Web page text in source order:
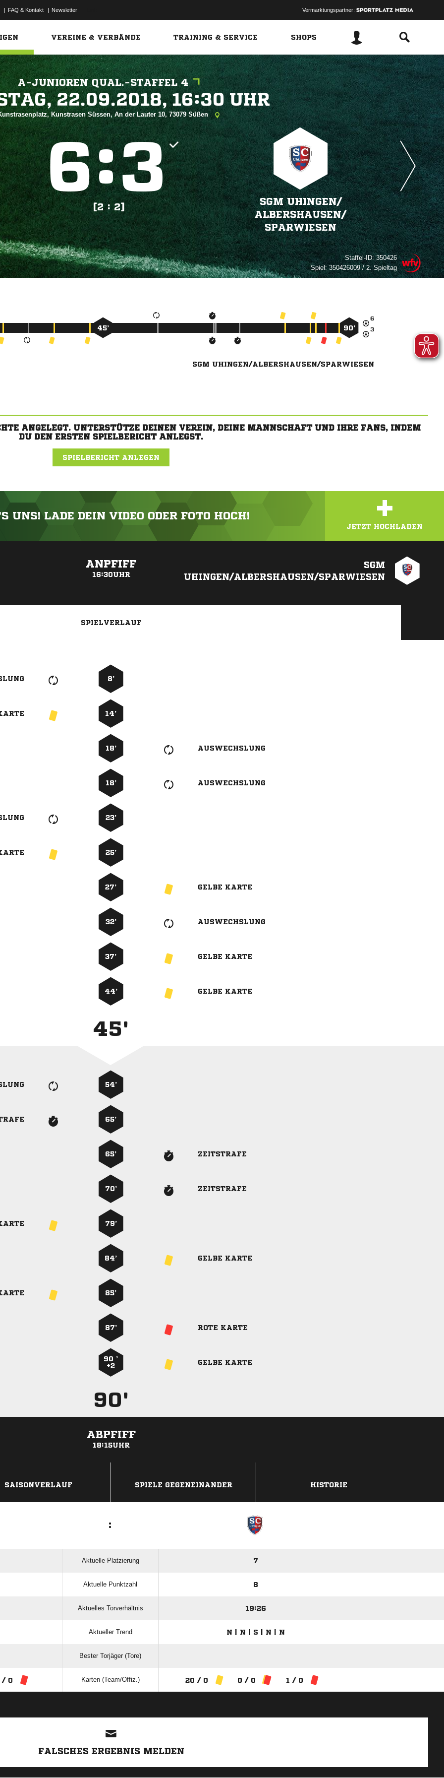
| FAQ & Kontakt | Newsletter Vermarktungspartner:
VEREINE & VERBÄNDE TRAINING & SERVICE SHOPS
A-JUNIOREN QUAL.-STAFFEL 4
  
Kunstrasen Süssen, An der Lauter 10, 73079 Süßen
:
[2 : 2]
SGM UHINGEN/​
ALBERSHAUSEN/​
SPARWIESEN
Staffel-ID:350426
Spiel:350426009 / 2. Spieltag


45’ 90’
SGM UHINGEN/ALBERSHAUSEN/SPARWIESEN
ANGELEGT. UNTERSTÜTZE DEINEN VEREIN, DEINE MANNSCHAFT UND IHRE FANS, INDEM
DU DEN ERSTEN SPIELBERICHT ANLEGST.
SPIELBERICHT ANLEGEN
UNS! LADE DEIN VIDEO ODER FOTO HOCH! +
JETZT HOCHLADEN
ANPFIFF
16:30UHR
SGM
UHINGEN/ALBERSHAUSEN/SPARWIESEN
SPIELVERLAUF
8’
14’
18’ AUSWECHSLUNG
18’ AUSWECHSLUNG
23’
25’
27’ GELBE KARTE
32’ AUSWECHSLUNG
37’ GELBE KARTE
44’ GELBE KARTE
45'
54’
65’
65’ ZEITSTRAFE
70’ ZEITSTRAFE
79’
84’ GELBE KARTE
85’
87’ ROTE KARTE
90 ’
+2
GELBE KARTE
90'
ABPFIFF
18:15UHR
SAISONVERLAUF SPIELE GEGENEINANDER HISTORIE
:
Aktuelle Platzierung 7
Aktuelle Punktzahl 8
Aktuelles Torverhältnis 19:26
Aktueller Trend N | N | S | N | N
Bester Torjäger (Tore)
/ 0 Karten (Team/Offiz.) 20 / 0 0 / 0 1 / 0
FALSCHES ERGEBNIS MELDEN